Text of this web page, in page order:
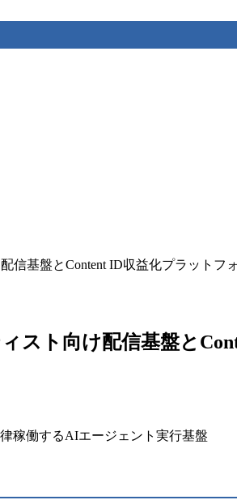
信基盤とContent ID収益化プラットフ
スト向け配信基盤と